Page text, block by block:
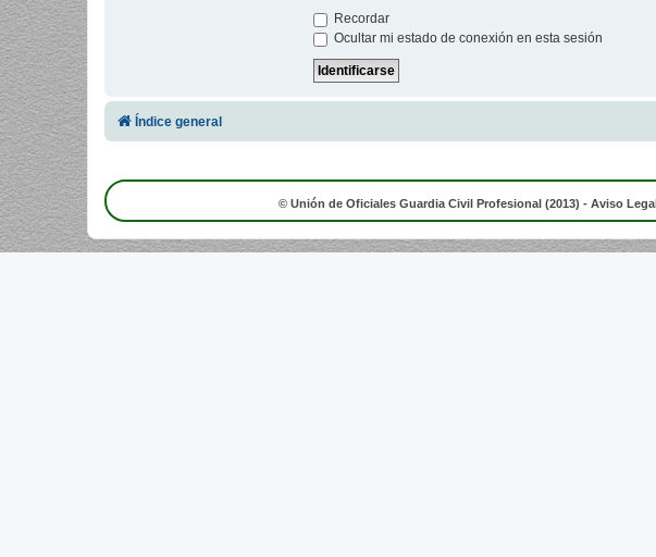
Recordar
Ocultar mi estado de conexión en esta sesión
Índice general
© Unión de Oficiales Guardia Civil Profesional (2013) - Aviso Legal